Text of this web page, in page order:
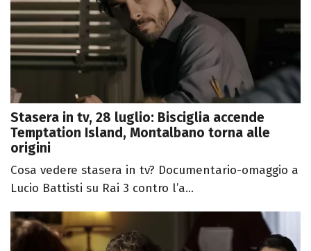
Stasera in tv, 28 luglio: Bisciglia accende
Temptation Island, Montalbano torna alle
origini
Cosa vedere stasera in tv? Documentario-omaggio a
Lucio Battisti su Rai 3 contro l’a...